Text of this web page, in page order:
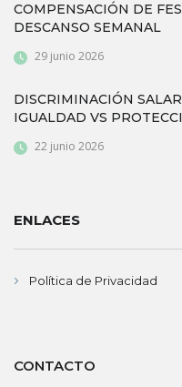
COMPENSACIÓN DE
DESCANSO SEMANAL
29 junio 2026
DISCRIMINACIÓN
IGUALDAD VS
22 junio 2026
ENLACES
Política de Privacidad
CONTACTO